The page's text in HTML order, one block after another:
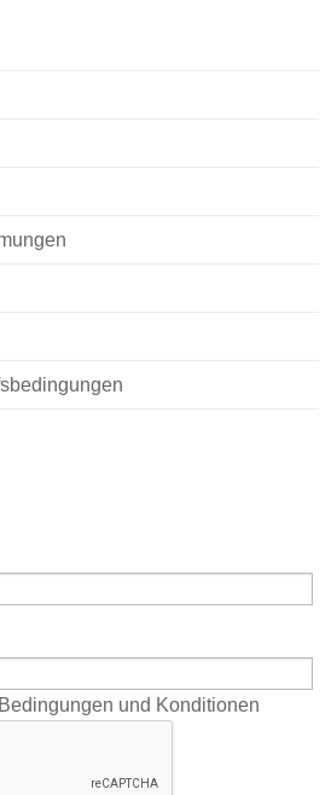
Bedingungen und Konditionen